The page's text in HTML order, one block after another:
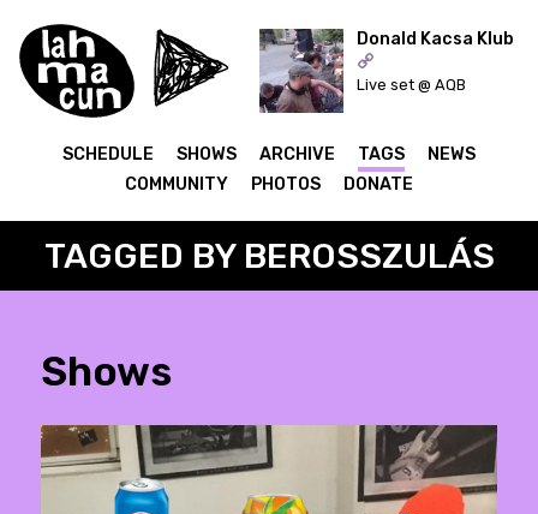
ON AIR
Donald Kacsa Klub
Live set @ AQB
SCHEDULE SHOWS ARCHIVE TAGS
NEWS
COMMUNITY
PHOTOS DONATE
TAGGED BY BEROSSZULÁS
Shows